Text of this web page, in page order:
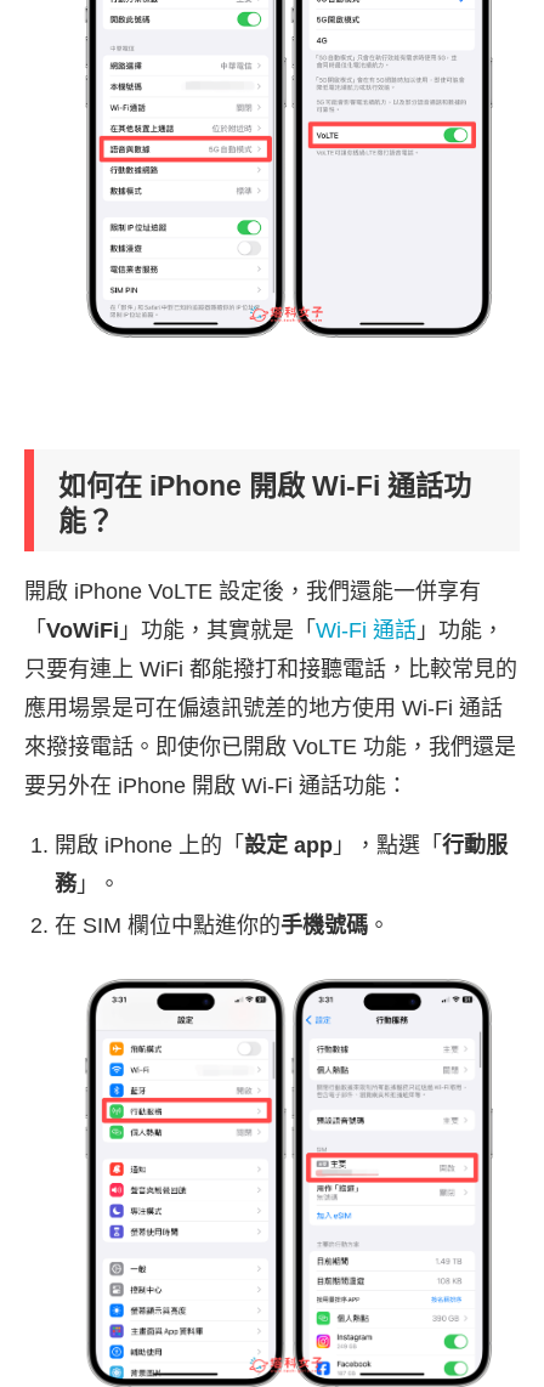
如何在 iPhone 開啟 Wi-Fi 通話功
能？
開啟 iPhone VoLTE 設定後，我們還能一併享有
「 VoWiFi 」功能，其實就是「 Wi-Fi 通話 」功能，
只要有連上 WiFi 都能撥打和接聽電話，比較常見的
應用場景是可在偏遠訊號差的地方使用 Wi-Fi 通話
來撥接電話。即使你已開啟 VoLTE 功能，我們還是
要另外在 iPhone 開啟 Wi-Fi 通話功能：
開啟 iPhone 上的「 設定 app 」，點選「 行動服
務」。
在 SIM 欄位中點進你的手機號碼 。